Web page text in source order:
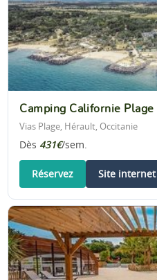
Camping Californie Plage
Vias Plage, Hérault, Occitanie
Dès 431€/sem.
Réservez Site internet